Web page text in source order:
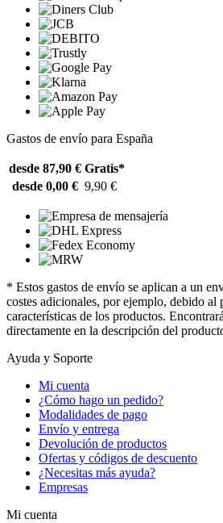
Gastos de envío para España
desde 87,90 € Gratis*
desde 0,00 € 9,90 €
* Estos gastos de envío se aplican a un
costes adicionales, por ejemplo, debido al
características de los productos.
directamente en la descripción del
Ayuda y Soporte
Mi cuenta
¿Cómo hago un pedido?
Modalidades de pago
Envío y entrega
Devolución de productos
Ofertas y códigos de descuento
¿Necesitas más ayuda?
Empresas
Mi cuenta